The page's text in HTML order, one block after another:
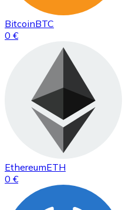
BitcoinBTC
0 €
EthereumETH
0 €